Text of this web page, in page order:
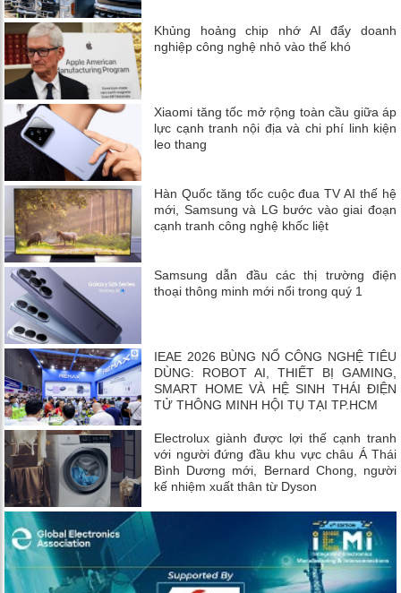
Khủng hoảng chip nhớ AI đẩy doanh
nghiệp công nghệ nhỏ vào thế khó
Xiaomi tăng tốc mở rộng toàn cầu giữa áp
lực cạnh tranh nội địa và chi phí linh kiện
leo thang
Hàn Quốc tăng tốc cuộc đua TV AI thế hệ
mới, Samsung và LG bước vào giai đoạn
cạnh tranh công nghệ khốc liệt
Samsung dẫn đầu các thị trường điện
thoại thông minh mới nổi trong quý 1
IEAE 2026 BÙNG NỔ CÔNG NGHỆ TIÊU
DÙNG: ROBOT AI, THIẾT BỊ GAMING,
SMART HOME VÀ HỆ SINH THÁI ĐIỆN
TỬ THÔNG MINH HỘI TỤ TẠI TP.HCM
Electrolux giành được lợi thế cạnh tranh
với người đứng đầu khu vực châu Á Thái
Bình Dương mới, Bernard Chong, người
kế nhiệm xuất thân từ Dyson